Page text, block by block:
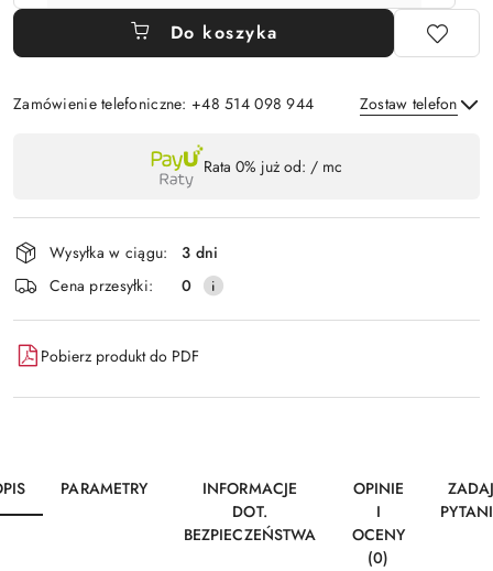
Do koszyka
Zamówienie telefoniczne: +48 514 098 944 Zostaw telefon
płatność
i
dostawa
Rata 0% już od: / mc
Wysyłka w ciągu:
3 dni
Cena przesyłki:
0
Pobierz produkt do PDF
PARAMETRY
INFORMACJE
DOT.
BEZPIECZEŃSTWA
OPINIE
I
OCENY
(0)